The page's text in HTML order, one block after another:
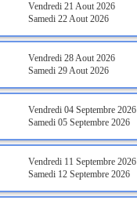
Vendredi 21 Aout 2026
Samedi 22 Aout 2026
Vendredi 28 Aout 2026
Samedi 29 Aout 2026
Vendredi 04 Septembre 2026
Samedi 05 Septembre 2026
Vendredi 11 Septembre 2026
Samedi 12 Septembre 2026